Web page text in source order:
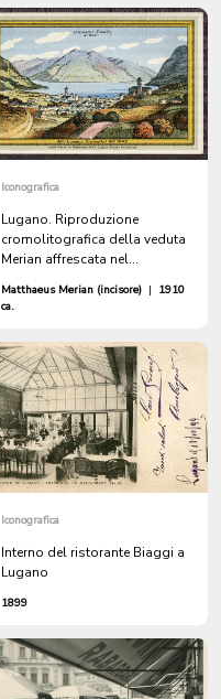
Iconografica
Lugano. Riproduzione
cromolitografica della veduta
Merian affrescata nel
Funicolare
Matthaeus Merian (incisore) | 1910
ca.
Iconografica
Interno del ristorante Biaggi a
Lugano
1899